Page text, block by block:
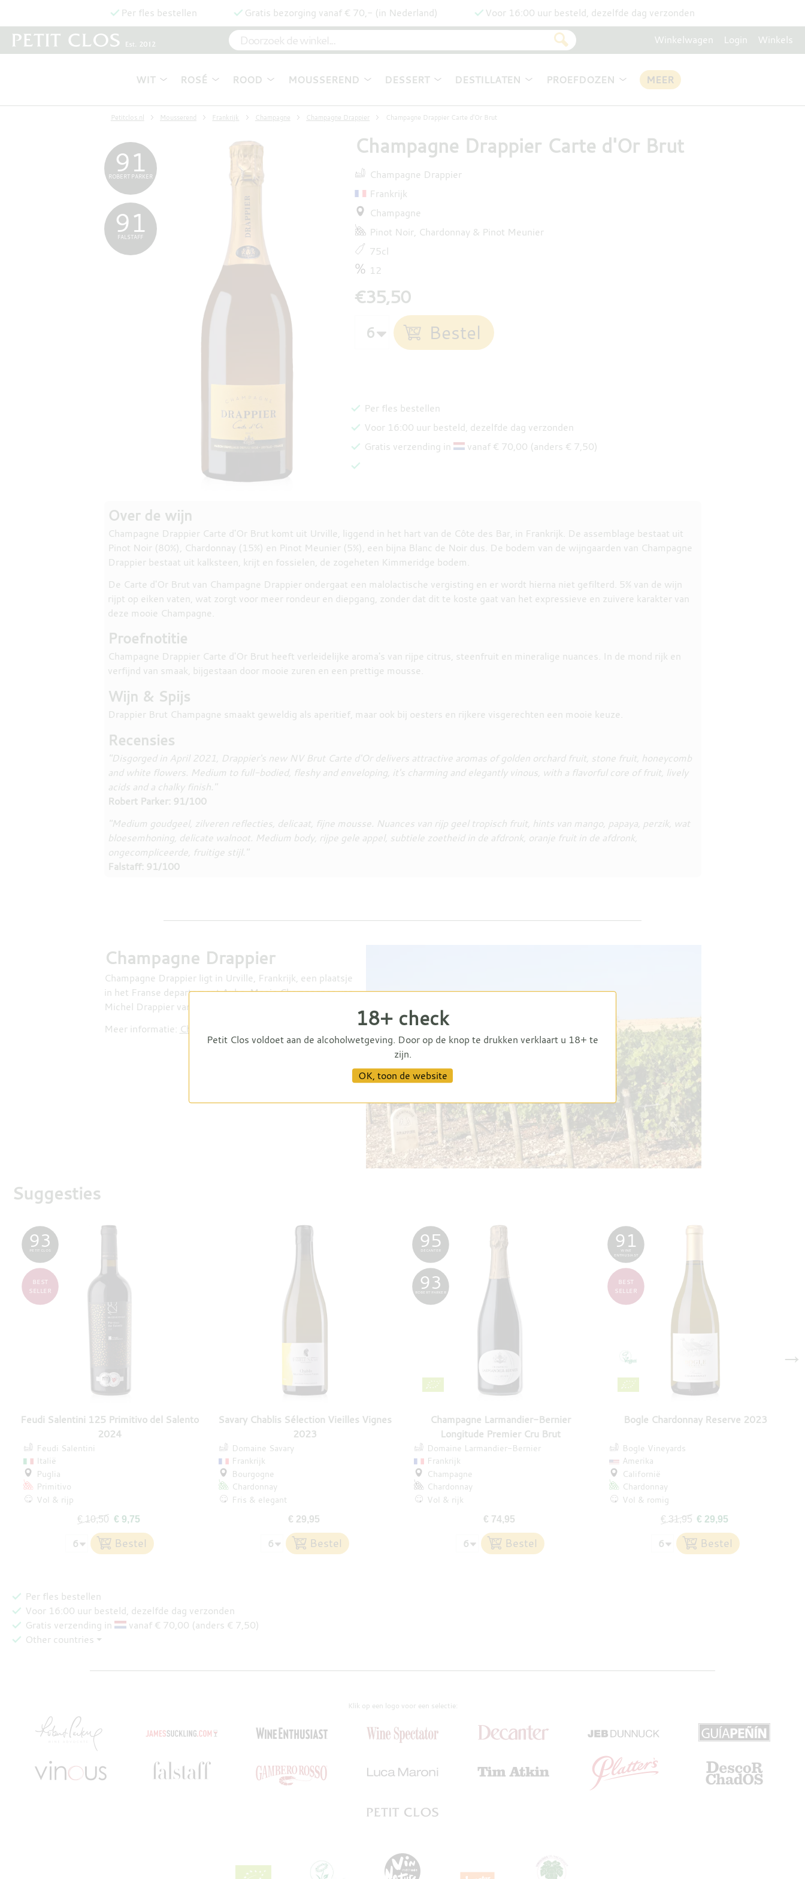
Per fles bestellen Gratis bezorging vanaf € 70,- (in Nederland) Voor 16:00 uur besteld, dezelfde dag verzonden
Winkelwagen Login Winkels
WIT ROSÉ ROOD MOUSSEREND DESSERT DESTILLATEN PROEFDOZEN MEER
Petitclos.nl Mousserend Frankrijk Champagne Champagne Drappier Champagne Drappier Carte d'Or Brut
91
ROBERT PARKER
91
FALSTAFF
Champagne Drappier Carte d'Or Brut
Champagne Drappier
Frankrijk
Champagne
Pinot Noir Chardonnay
Pinot Meunier
75cl
12
€35,50
Per fles bestellen
Voor 16:00 uur besteld, dezelfde dag verzonden
Gratis verzending in
vanaf € 70,00 (anders € 7,50)
Over de wijn
Champagne Drappier Carte d'Or Brut komt uit Urville, liggend in het hart van de Côte des Bar, in Frankrijk. De assemblage bestaat uit
Pinot Noir (80%), Chardonnay (15%) en Pinot Meunier (5%), een bijna Blanc de Noir dus. De bodem van de wijngaarden van Champagne
Drappier bestaat uit kalksteen, krijt en fossielen, de zogeheten Kimmeridge bodem.
De Carte d'Or Brut van Champagne Drappier ondergaat een malolactische vergisting en er wordt hierna niet gefilterd. 5% van de wijn
rijpt op eiken vaten, wat zorgt voor meer rondeur en diepgang, zonder dat dit te koste gaat van het expressieve en zuivere karakter van
deze mooie Champagne.
Proefnotitie
Champagne Drappier Carte d'Or Brut heeft verleidelijke aroma's van rijpe citrus, steenfruit en mineralige nuances. In de mond rijk en
verfijnd van smaak, bijgestaan door mooie zuren en een prettige mousse.
Wijn & Spijs
Drappier Brut Champagne smaakt geweldig als aperitief, maar ook bij oesters en rijkere visgerechten een mooie keuze.
Recensies
"Disgorged in April 2021, Drappier's new NV Brut Carte d'Or delivers attractive aromas of golden orchard fruit, stone fruit, honeycomb
and white flowers. Medium to full-bodied, fleshy and enveloping, it's charming and elegantly vinous, with a flavorful core of fruit, lively
acids and a chalky finish."
Robert Parker: 91/100
"Medium goudgeel, zilveren reflecties, delicaat, fijne mousse. Nuances van rijp geel tropisch fruit, hints van mango, papaya, perzik, wat
bloesemhoning, delicate walnoot. Medium body, rijpe gele appel, subtiele zoetheid in de afdronk, oranje fruit in de afdronk,
ongecompliceerde, fruitige stijl."
Falstaff: 91/100
Champagne Drappier
Champagne Drappier ligt in Urville, Frankrijk, een plaatsje
in het Franse departement Aube. Mooie Champagnes van
Michel Drappier van met name Pinot Noir.
Meer informatie: Champagne Drappier
Suggesties
→
Feudi Salentini 125 Primitivo del Salento
2024
93
PETIT CLOS
BEST
SELLER
Feudi Salentini
Italië
Puglia
Primitivo
Vol & rijp
€ 10,50 € 9,75
Savary Chablis Sélection Vieilles Vignes
2023
Domaine Savary
Frankrijk
Bourgogne
Chardonnay
Fris & elegant
€ 29,95
Champagne Larmandier-Bernier
Longitude Premier Cru Brut
95
DECANTER
93
ROBERT PARKER
Domaine Larmandier-Bernier
Frankrijk
Champagne
Chardonnay
Vol & rijk
€ 74,95
Bogle Chardonnay Reserve 2023
91
WINE
ENTHUSIAST
BEST
SELLER
Bogle Vineyards
Amerika
Californië
Chardonnay
Vol & romig
€ 31,95 € 29,95
Per fles bestellen
Voor 16:00 uur besteld, dezelfde dag verzonden
Gratis verzending in
vanaf € 70,00 (anders € 7,50)
Other countries ⏷
Klik op een logo voor een selectie:
18+ check
Petit Clos voldoet aan de alcoholwetgeving. Door op de knop te drukken verklaart u 18+ te
zijn.
OK, toon de website